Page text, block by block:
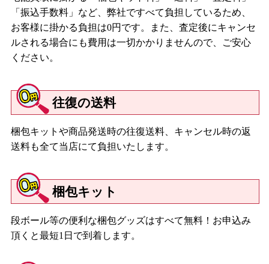
「振込手数料」など、弊社ですべて負担しているため、
お客様に掛かる負担は0円です。また、査定後にキャンセ
ルされる場合にも費用は一切かかりませんので、ご安心
ください。
往復の送料
梱包キットや商品発送時の往復送料、キャンセル時の返
送料も全て当店にて負担いたします。
梱包キット
段ボール等の便利な梱包グッズはすべて無料！お申込み
頂くと最短1日で到着します。